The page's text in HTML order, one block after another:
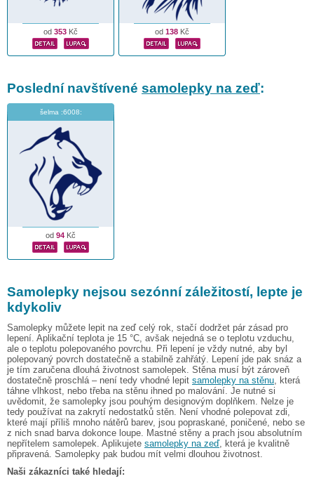
od 353 Kč od 138 Kč
Poslední navštívené samolepky na zeď:
šelma :6008:
od 94 Kč
Samolepky nejsou sezónní záležitostí, lepte je
kdykoliv
Samolepky můžete lepit na zeď celý rok, stačí dodržet pár zásad pro
lepení. Aplikační teplota je 15 °C, avšak nejedná se o teplotu vzduchu,
ale o teplotu polepovaného povrchu. Při lepení je vždy nutné, aby byl
polepovaný povrch dostatečně a stabilně zahřátý. Lepení jde pak snáz a
je tím zaručena dlouhá životnost samolepek. Stěna musí být zároveň
dostatečně proschlá – není tedy vhodné lepit samolepky na stěnu , která
táhne vlhkost, nebo třeba na stěnu ihned po malování. Je nutné si
uvědomit, že samolepky jsou pouhým designovým doplňkem. Nelze je
tedy používat na zakrytí nedostatků stěn. Není vhodné polepovat zdi,
které mají příliš mnoho nátěrů barev, jsou popraskané, poničené, nebo se
z nich snad barva dokonce loupe. Mastné stěny a prach jsou absolutním
nepřítelem samolepek. Aplikujete samolepky na zeď, která je kvalitně
připravená. Samolepky pak budou mít velmi dlouhou životnost.
Naši zákazníci také hledají: